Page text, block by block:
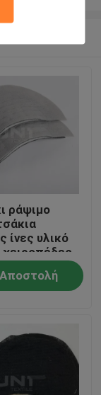
ράψιμο
ίνες υλικό
χειροπέδες
σακάκια
Αποστολή